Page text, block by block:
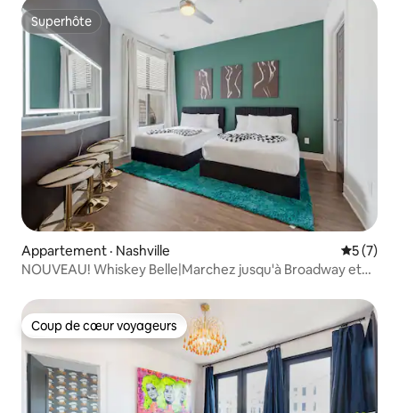
Superhôte
Superhôte
Appartement · Nashville Note
5 (7)
NOUVEAU! Whiskey Belle|Marchez jusqu'à Broadway et
Coup de cœur voyageurs
Coup de cœur voyageurs